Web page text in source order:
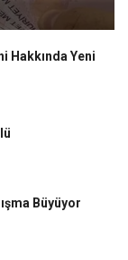
Hakkında Yeni
Büyüyor